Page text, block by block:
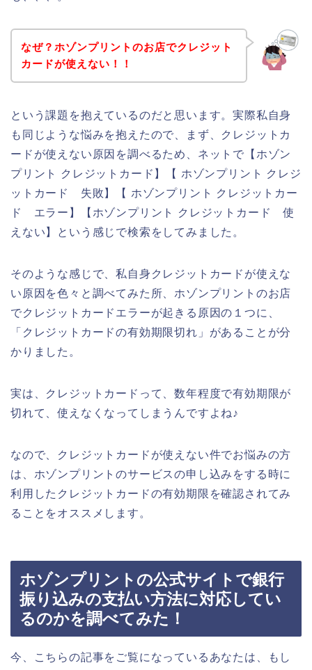
なぜ？ホゾンプリントのお店でクレジット
カードが使えない！！
という課題を抱えているのだと思います。実際私自身
も同じような悩みを抱えたので、まず、クレジットカ
ードが使えない原因を調べるため、ネットで【ホゾン
プリント クレジットカード】【 ホゾンプリント クレジ
ットカード 失敗】【 ホゾンプリント クレジットカー
ド エラー】【ホゾンプリント クレジットカード 使
えない】という感じで検索をしてみました。
そのような感じで、私自身クレジットカードが使えな
い原因を色々と調べてみた所、ホゾンプリントのお店
でクレジットカードエラーが起きる原因の１つに、
「クレジットカードの有効期限切れ」があることが分
かりました。
実は、クレジットカードって、数年程度で有効期限が
切れて、使えなくなってしまうんですよね♪
なので、クレジットカードが使えない件でお悩みの方
は、ホゾンプリントのサービスの申し込みをする時に
利用したクレジットカードの有効期限を確認されてみ
ることをオススメします。
ホゾンプリントの公式サイトで銀行
振り込みの支払い方法に対応してい
るのかを調べてみた！
今、こちらの記事をご覧になっているあなたは、もし